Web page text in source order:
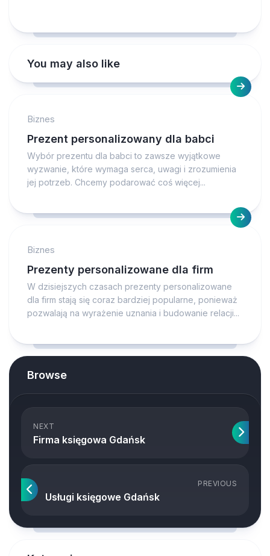
You may also like
Biznes
Prezent personalizowany dla babci
Wybór prezentu dla babci to zawsze wyjątkowe
wyzwanie, które wymaga serca, uwagi i zrozumienia
jej potrzeb. Chcemy podarować coś więcej...
Biznes
Prezenty personalizowane dla firm
W dzisiejszych czasach prezenty personalizowane
dla firm stają się coraz bardziej popularne, ponieważ
pozwalają na wyrażenie uznania i budowanie relacji...
Browse
NEXT
Firma księgowa Gdańsk
PREVIOUS
Usługi księgowe Gdańsk